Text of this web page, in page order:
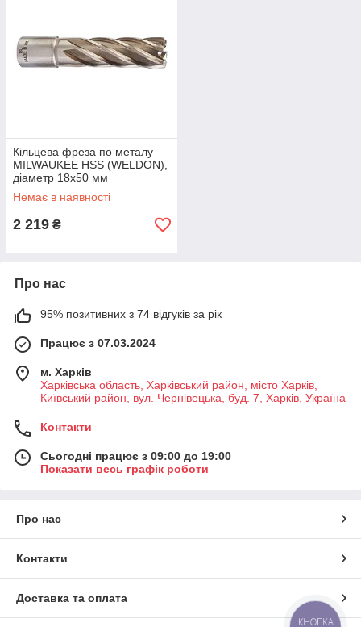
Кільцева фреза по металу
MILWAUKEE HSS (WELDON),
діаметр 18x50 мм
Немає в наявності
2 219 ₴
Про нас
95% позитивних з 74 відгуків за рік
Працює з 07.03.2024
м. Харків
Харківська область, Харківський район, місто Харків,
Київський район, вул. Чернівецька, буд. 7, Харків, Україна
Контакти
Сьогодні працює з 09:00 до 19:00
Показати весь графік роботи
Про нас
Контакти
Доставка та оплата
КНОПКА